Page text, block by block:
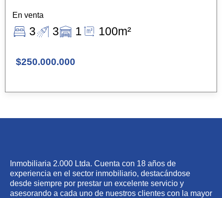
En venta
3 3 1 100m²
$250.000.000
Inmobiliaria 2.000 Ltda. Cuenta con 18 años de
experiencia en el sector inmobiliario, destacándose
desde siempre por prestar un excelente servicio y
asesorando a cada uno de nuestros clientes con la mayor